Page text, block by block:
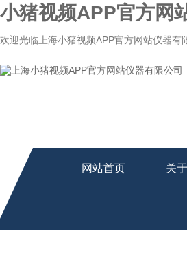
小猪视频APP官方网
欢迎光临上海小猪视频APP官方网站仪器有限公
网站首页 关